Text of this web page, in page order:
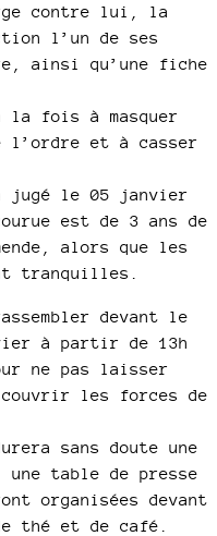
contre lui, la
l’un de ses
ainsi qu’une fiche
la fois à masquer
l’ordre et à casser
jugé le 05 janvier
est de 3 ans de
alors que les
tranquilles.
devant le
à partir de 13h
ne pas laisser
les forces de
sans doute une
table de presse
organisées devant
thé et de café.